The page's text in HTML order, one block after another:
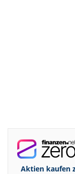
Aktien kaufen